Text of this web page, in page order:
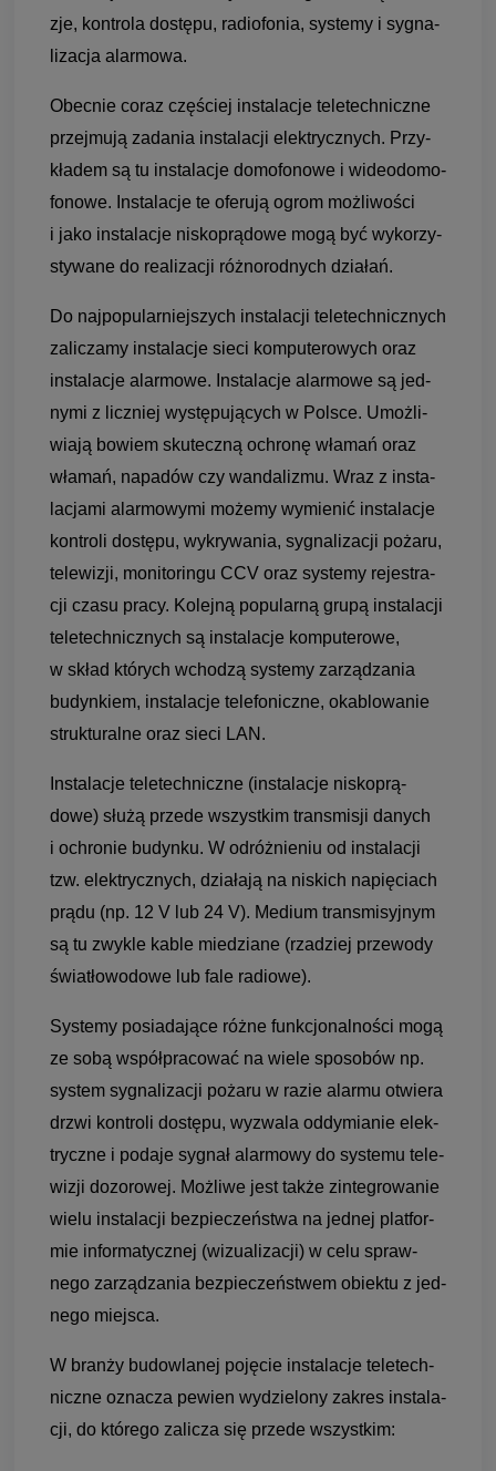
zje, kon­trola dostępu, radio­fo­nia, sys­temy i sygna­
li­za­cja alar­mowa.
Obec­nie coraz czę­ściej insta­la­cje teletech­niczne
przej­mują zada­nia insta­la­cji elek­trycz­nych. Przy­
kła­dem są tu insta­la­cje domo­fo­nowe i wideodomo­
fo­nowe. Insta­la­cje te ofe­rują ogrom moż­li­wo­ści
i jako insta­la­cje nisko­prą­dowe mogą być wyko­rzy­
sty­wane do reali­za­cji róż­no­rod­nych dzia­łań.
Do naj­po­pu­lar­niej­szych insta­la­cji tele­tech­nicz­nych
zali­czamy insta­la­cje sieci kom­pu­te­ro­wych oraz
insta­la­cje alar­mowe. Insta­la­cje alar­mowe są jed­
nymi z licz­niej wystę­pu­ją­cych w Pol­sce. Umoż­li­
wiają bowiem sku­teczną ochronę wła­mań oraz
wła­mań, napa­dów czy wan­da­li­zmu. Wraz z insta­
la­cjami alar­mo­wymi możemy wymie­nić insta­la­cje
kon­troli dostępu, wykry­wa­nia, sygna­li­za­cji pożaru,
tele­wi­zji, moni­to­ringu CCV oraz sys­temy reje­stra­
cji czasu pracy. Kolejną popu­larną grupą insta­la­cji
tele­tech­nicz­nych są insta­la­cje kom­pu­te­rowe,
w skład któ­rych wcho­dzą sys­temy zarzą­dza­nia
budyn­kiem, insta­la­cje tele­fo­niczne, oka­blo­wa­nie
struk­tu­ralne oraz sieci LAN.
Insta­la­cje teletech­niczne (insta­la­cje nisko­prą­
dowe) służą przede wszyst­kim trans­mi­sji danych
i ochro­nie budynku. W odróż­nie­niu od insta­la­cji
tzw. elek­trycz­nych, dzia­łają na niskich napię­ciach
prądu (np. 12 V lub 24 V). Medium trans­mi­syj­nym
są tu zwy­kle kable mie­dziane (rza­dziej prze­wody
świa­tło­wo­dowe lub fale radiowe).
Systemy posia­da­jące różne funk­cjo­nal­no­ści mogą
ze sobą współpra­co­wać na wiele spo­so­bów np.
sys­tem sygna­li­za­cji pożaru w razie alarmu otwiera
drzwi kon­troli dostępu, wyzwala oddy­mia­nie elek­
tryczne i podaje sygnał alar­mowy do sys­temu tele­
wi­zji dozo­ro­wej. Moż­liwe jest także zin­te­gro­wa­nie
wielu insta­la­cji bez­pie­czeń­stwa na jed­nej plat­for­
mie infor­ma­tycz­nej (wizu­ali­za­cji) w celu spraw­
nego zarzą­dza­nia bez­pie­czeń­stwem obiektu z jed­
nego miej­sca.
W branży budow­la­nej poję­cie insta­la­cje teletech­
niczne ozna­cza pewien wydzie­lony zakres insta­la­
cji, do któ­rego zali­cza się przede wszyst­kim: